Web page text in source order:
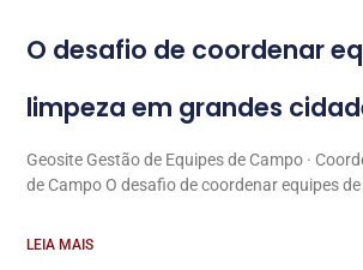
O desafio de coordenar
limpeza em grandes
Geosite Gestão de Equipes de Campo ·
de Campo O desafio de coordenar equipes
LEIA MAIS